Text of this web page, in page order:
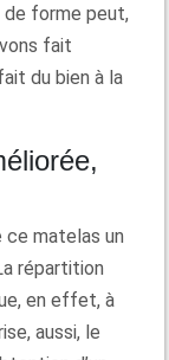
de forme peut,
fait
du bien à la
matelas un
répartition
en effet, à
aussi, le